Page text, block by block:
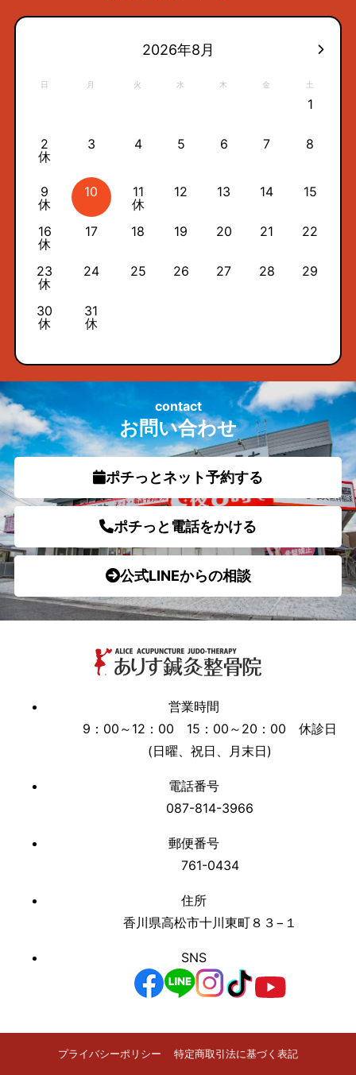
2026年8月
日 月 火 水 木 金 土
1
2
休
3 4 5 6 7 8
9
休
10
11
休
12 13 14 15
16
休
17 18 19 20 21 22
23
休
24 25 26 27 28 29
30
休
31
休
お問い合わせ
contact
ポチっとネット予約する
ポチっと電話をかける
公式LINEからの相談
営業時間
9：00～12：00 15：00～20：00 休診日
(日曜、祝日、月末日)
電話番号
087-814-3966
郵便番号
761-0434
住所
香川県高松市十川東町８３−１
SNS
プライバシーポリシー 特定商取引法に基づく表記